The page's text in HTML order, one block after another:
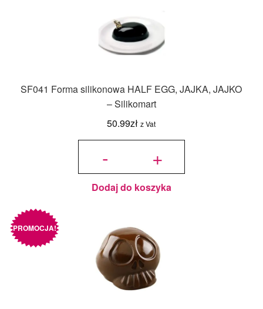
SF041 Forma silikonowa HALF EGG, JAJKA, JAJKO
– Silikomart
50.99zł z Vat
-
ilość
silikonowa
HALF
EGG,
JAJKA,
JAJKO –
+
Dodaj do koszyka
PROMOCJA!